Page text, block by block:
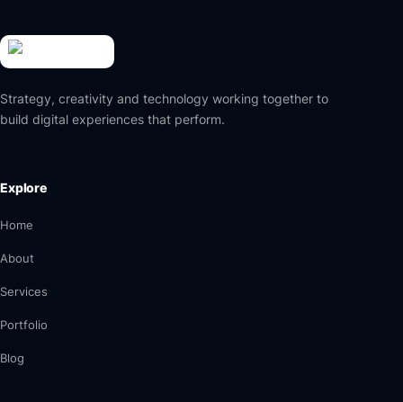
Strategy, creativity and technology working together to
build digital experiences that perform.
Explore
Home
About
Services
Portfolio
Blog